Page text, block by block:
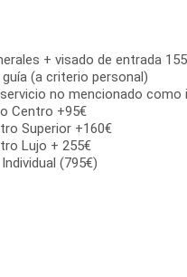
+ visado de entrada
guía (a criterio personal)
no mencionado como
Centro +95€
Superior +160€
Lujo + 255€
(795€)